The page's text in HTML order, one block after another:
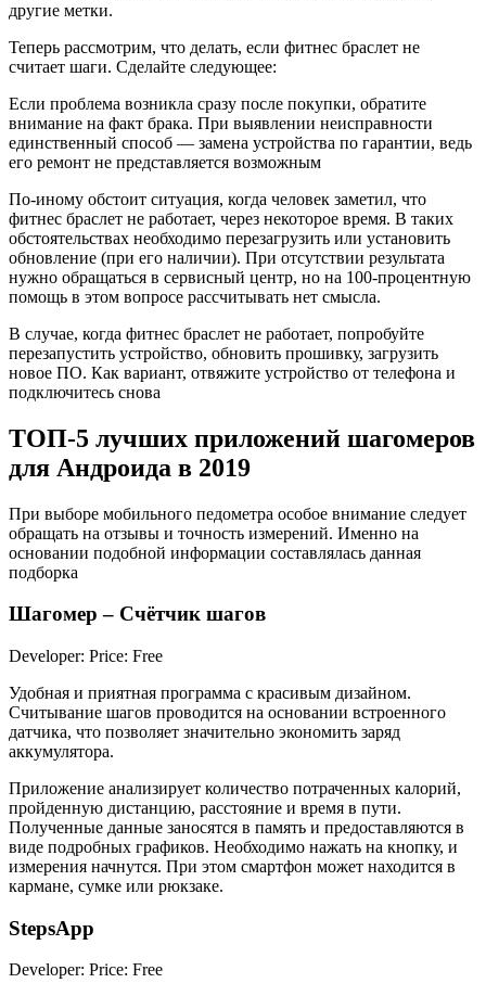
другие метки.
Теперь рассмотрим, что делать, если фитнес браслет не
считает шаги. Сделайте следующее:
Если проблема возникла сразу после покупки, обратите
внимание на факт брака. При выявлении неисправности
единственный способ — замена устройства по гарантии, ведь
его ремонт не представляется возможным
По-иному обстоит ситуация, когда человек заметил, что
фитнес браслет не работает, через некоторое время. В таких
обстоятельствах необходимо перезагрузить или установить
обновление (при его наличии). При отсутствии результата
нужно обращаться в сервисный центр, но на 100-процентную
помощь в этом вопросе рассчитывать нет смысла.
В случае, когда фитнес браслет не работает, попробуйте
перезапустить устройство, обновить прошивку, загрузить
новое ПО. Как вариант, отвяжите устройство от телефона и
подключитесь снова
ТОП-5 лучших приложений шагомеров
для Андроида в 2019
При выборе мобильного педометра особое внимание следует
обращать на отзывы и точность измерений. Именно на
основании подобной информации составлялась данная
подборка
Шагомер – Счётчик шагов
Developer: Price: Free
Удобная и приятная программа с красивым дизайном.
Считывание шагов проводится на основании встроенного
датчика, что позволяет значительно экономить заряд
аккумулятора.
Приложение анализирует количество потраченных калорий,
пройденную дистанцию, расстояние и время в пути.
Полученные данные заносятся в память и предоставляются в
виде подробных графиков. Необходимо нажать на кнопку, и
измерения начнутся. При этом смартфон может находится в
кармане, сумке или рюкзаке.
StepsApp
Developer: Price: Free